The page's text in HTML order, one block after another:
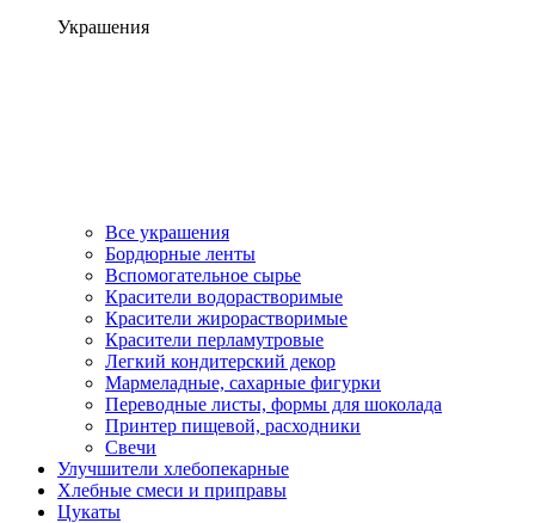
Украшения
Все украшения
Бордюрные ленты
Вспомогательное сырье
Красители водорастворимые
Красители жирорастворимые
Красители перламутровые
Легкий кондитерский декор
Мармеладные, сахарные фигурки
Переводные листы, формы для шоколада
Принтер пищевой, расходники
Свечи
Улучшители хлебопекарные
Хлебные смеси и приправы
Цукаты